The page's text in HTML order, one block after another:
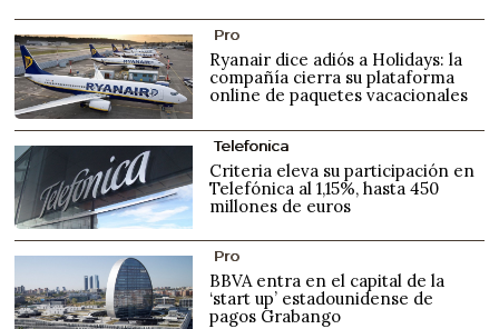
Pro
Ryanair dice adiós a Holidays: la
compañía cierra su plataforma
online de paquetes vacacionales
Telefonica
Criteria eleva su participación en
Telefónica al 1,15%, hasta 450
millones de euros
Pro
BBVA entra en el capital de la
‘start up’ estadounidense de
pagos Grabango